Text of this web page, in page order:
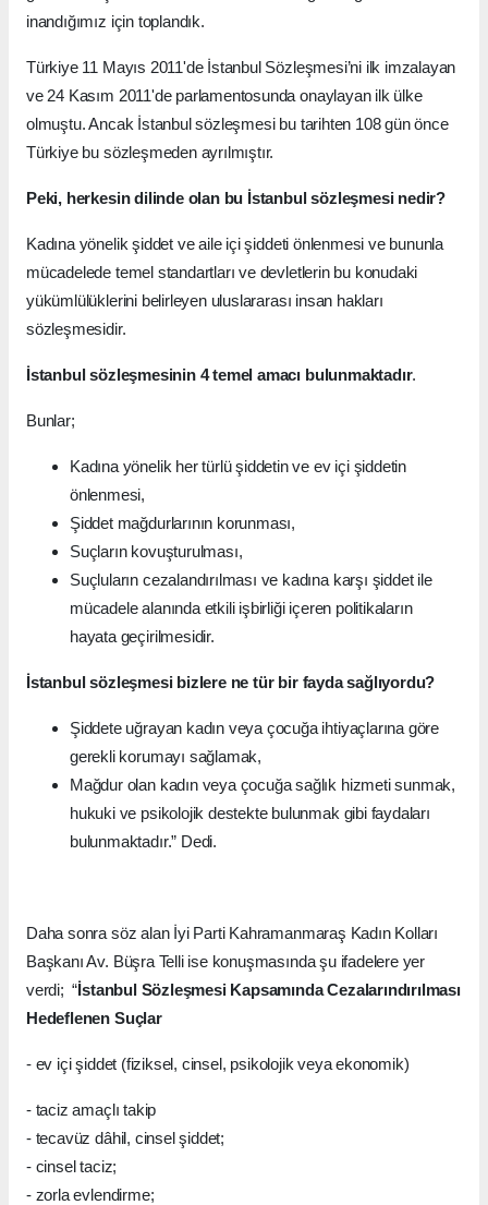
inandığımız için toplandık.
Türkiye 11 Mayıs 2011'de İstanbul Sözleşmesi’ni ilk imzalayan
ve 24 Kasım 2011'de parlamentosunda onaylayan ilk ülke
olmuştu. Ancak İstanbul sözleşmesi bu tarihten 108 gün önce
Türkiye bu sözleşmeden ayrılmıştır.
Peki, herkesin dilinde olan bu İstanbul sözleşmesi nedir?
Kadına yönelik şiddet ve aile içi şiddeti önlenmesi ve bununla
mücadelede temel standartları ve devletlerin bu konudaki
yükümlülüklerini belirleyen uluslararası insan hakları
sözleşmesidir.
İstanbul sözleşmesinin 4 temel amacı bulunmaktadır.
Bunlar;
Kadına yönelik her türlü şiddetin ve ev içi şiddetin
önlenmesi,
Şiddet mağdurlarının korunması,
Suçların kovuşturulması,
Suçluların cezalandırılması ve kadına karşı şiddet ile
mücadele alanında etkili işbirliği içeren politikaların
hayata geçirilmesidir.
İstanbul sözleşmesi bizlere ne tür bir fayda sağlıyordu?
Şiddete uğrayan kadın veya çocuğa ihtiyaçlarına göre
gerekli korumayı sağlamak,
Mağdur olan kadın veya çocuğa sağlık hizmeti sunmak,
hukuki ve psikolojik destekte bulunmak gibi faydaları
bulunmaktadır.” Dedi.
Daha sonra söz alan İyi Parti Kahramanmaraş Kadın Kolları
Başkanı Av. Büşra Telli ise konuşmasında şu ifadelere yer
verdi; “İstanbul Sözleşmesi Kapsamında Cezalarındırılması
Hedeflenen Suçlar
- ev içi şiddet (fiziksel, cinsel, psikolojik veya ekonomik)
- taciz amaçlı takip
- tecavüz dâhil, cinsel şiddet;
- cinsel taciz;
- zorla evlendirme;